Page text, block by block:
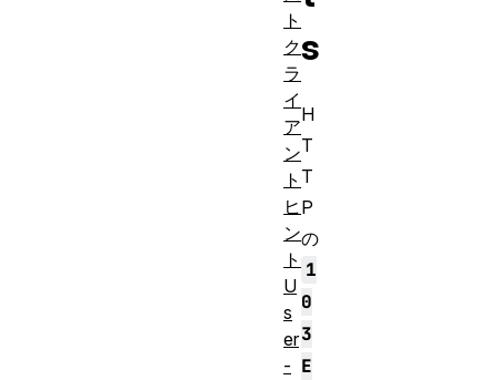
s
H
T
T
P
の
1
0
3
E
ト
ク
ラ
イ
ア
ン
ト
ヒ
ン
ト
U
s
er
-